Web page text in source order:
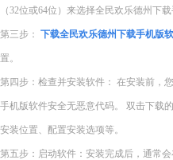
（32位或64位）来选择全民欢乐德州下载
第三步： 下载全民欢乐德州下载手机版
置。
第四步：检查并安装软件： 在安装前，
手机版软件安全无恶意代码。 双击下载
安装位置、配置安装选项等。
第五步：启动软件：安装完成后，通常